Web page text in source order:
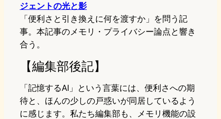
ジェントの光と影
「便利さと引き換えに何を渡すか」を問う記
事。本記事のメモリ・プライバシー論点と響き
合う。
【編集部後記】
「記憶するAI」という言葉には、便利さへの期
待と、ほんの少しの戸惑いが同居しているよう
に感じます。私たち編集部も、メモリ機能の設